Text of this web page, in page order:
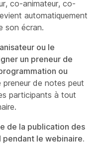
co-animateur, co-
automatiquement
son écran.
ou le
un preneur de
ou
preneur de notes peut
participants à tout
de la publication des
le webinaire.